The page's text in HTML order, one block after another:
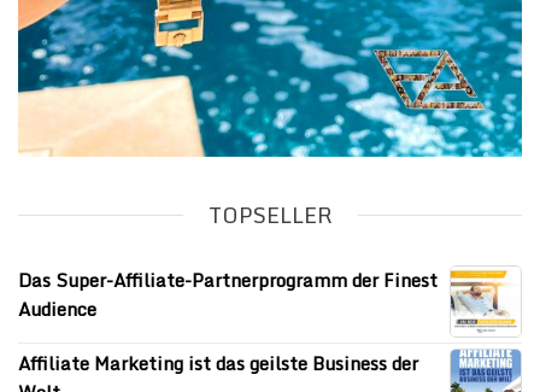
TOPSELLER
Das Super-Affiliate-Partnerprogramm der Finest
Audience
Affiliate Marketing ist das geilste Business der